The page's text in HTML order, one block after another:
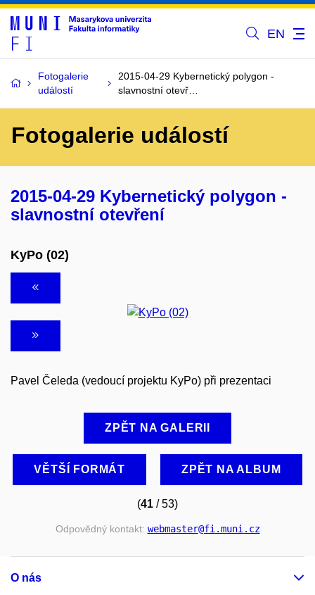
EN
Fotogalerie
událostí
2015-04-29 Kybernetický polygon -
slavnostní otevř…
Fotogalerie událostí
2015-04-29 Kybernetický polygon -
slavnostní otevření
KyPo (02)
Pavel Čeleda (vedoucí projektu KyPo) při prezentaci
ZPĚT NA GALERII
VĚTŠÍ FORMÁT ZPĚT NA ALBUM
(41 / 53)
Odpovědný kontakt: webmaster@fi .muni .cz
O nás